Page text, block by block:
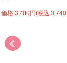
価格:3,400円(税込